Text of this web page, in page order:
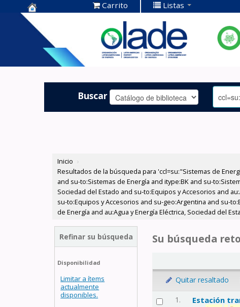
Centro de
Documentación
OLADE -
Carrito Listas
Buscar
Inicio ›
Resultados de la búsqueda para 'ccl=su:"Sistemas de
and su-to:Sistemas de Energía and itype:BK and su-
Sociedad del Estado and su-to:Equipos y Accesorios and
su-to:Equipos y Accesorios and su-geo:Argentina and su-
de Energía and au:Agua y Energía Eléctrica, Sociedad del
Refinar su búsqueda
Disponibilidad
Limitar a ítems
actualmente
disponibles.
Su búsqueda
Quitar resaltado
1. Estación